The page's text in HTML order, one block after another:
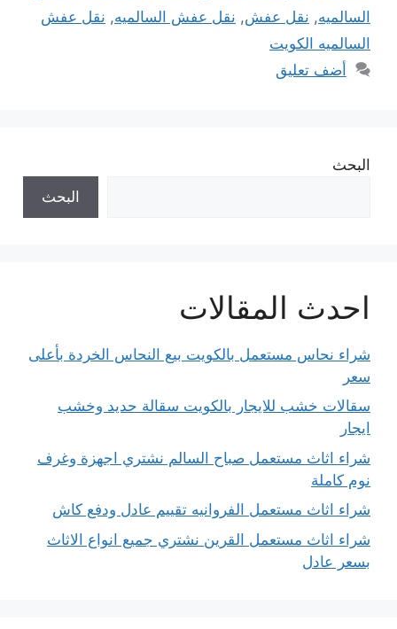
السالميه, نقل عفش, نقل عفش السالميه, نقل عفش
السالميه الكويت
أضف تعليق
البحث
البحث
احدث المقالات
شراء نحاس مستعمل بالكويت بيع النحاس الخردة بأعلى
سعر
سقالات خشب للايجار بالكويت سقالة حديد وخشب
ايجار
شراء اثاث مستعمل صباح السالم نشتري اجهزة وغرف
نوم كاملة
شراء اثاث مستعمل الفروانيه تقييم عادل ودفع كاش
شراء اثاث مستعمل القرين نشتري جميع انواع الاثاث
بسعر عادل